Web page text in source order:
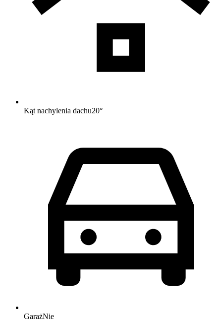
Kąt nachylenia dachu20°
GarażNie